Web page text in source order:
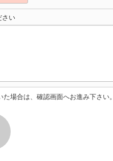
さい
場合は、確認画面へお進み下さい。